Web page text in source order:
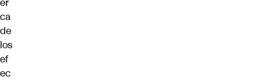
ca
de
los
ef
ec